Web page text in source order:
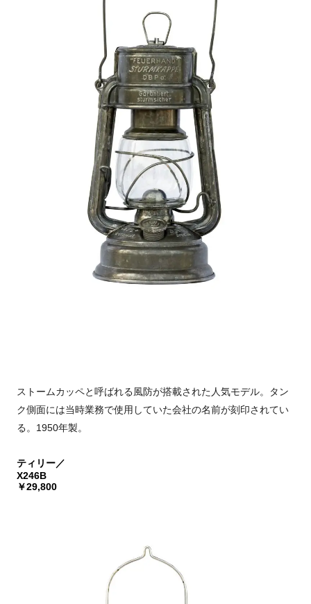
ストームカッペと呼ばれる風防が搭載された人気モデル。タン
ク側面には当時業務で使用していた会社の名前が刻印されてい
る。1950年製。
ティリー／
X246B
￥29,800